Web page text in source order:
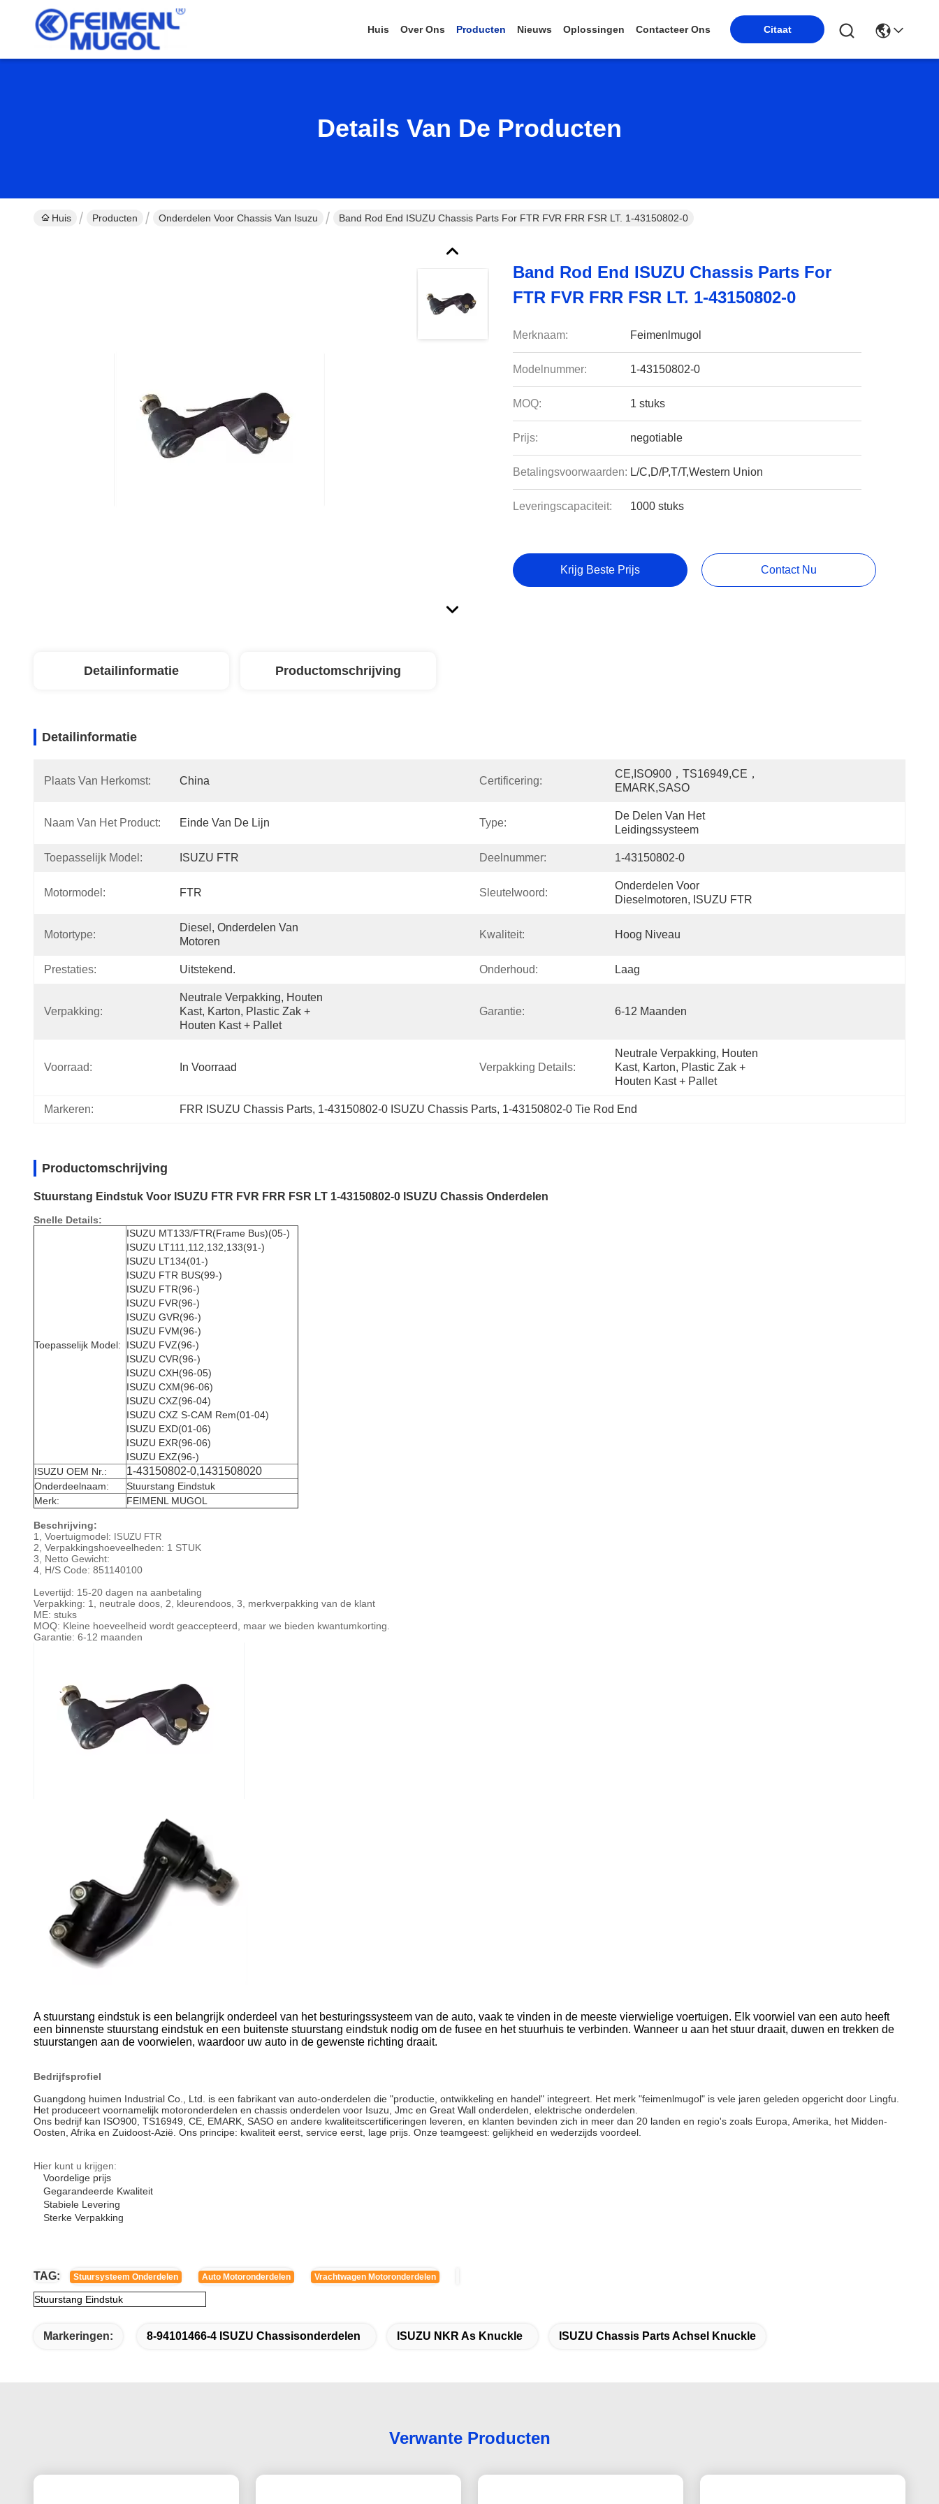
Huis Over Ons Producten Nieuws Oplossingen Contacteer Ons Citaat
Details Van De Producten
Huis Producten Onderdelen Voor Chassis Van Isuzu Band Rod End ISUZU Chassis Parts For FTR FVR FRR FSR LT. 1-43150802-0
Band Rod End ISUZU Chassis Parts For
FTR FVR FRR FSR LT. 1-43150802-0
Merknaam: Feimenlmugol
Modelnummer: 1-43150802-0
MOQ: 1 stuks
Prijs: negotiable
Betalingsvoorwaarden: L/C,D/P,T/T,Western Union
Leveringscapaciteit: 1000 stuks
Krijg Beste Prijs Contact Nu
Detailinformatie Productomschrijving
Detailinformatie
Plaats Van Herkomst: China Certificering:
CE,ISO900，TS16949,CE，
EMARK,SASO
Naam Van Het Product: Einde Van De Lijn Type:
De Delen Van Het
Leidingssysteem
Toepasselijk Model: ISUZU FTR Deelnummer: 1-43150802-0
Motormodel: FTR Sleutelwoord:
Onderdelen Voor
Dieselmotoren, ISUZU FTR
Motortype:
Diesel, Onderdelen Van
Motoren
Kwaliteit: Hoog Niveau
Prestaties: Uitstekend. Onderhoud: Laag
Verpakking:
Neutrale Verpakking, Houten
Kast, Karton, Plastic Zak +
Houten Kast + Pallet
Garantie: 6-12 Maanden
Voorraad: In Voorraad Verpakking Details:
Neutrale Verpakking, Houten
Kast, Karton, Plastic Zak +
Houten Kast + Pallet
Markeren: FRR ISUZU Chassis Parts, 1-43150802-0 ISUZU Chassis Parts, 1-43150802-0 Tie Rod End
Productomschrijving
Stuurstang Eindstuk Voor ISUZU FTR FVR FRR FSR LT 1-43150802-0 ISUZU Chassis Onderdelen
Snelle Details:
Toepasselijk Model:
ISUZU MT133/FTR(Frame Bus)(05-)
ISUZU LT111,112,132,133(91-)
ISUZU LT134(01-)
ISUZU FTR BUS(99-)
ISUZU FTR(96-)
ISUZU FVR(96-)
ISUZU GVR(96-)
ISUZU FVM(96-)
ISUZU FVZ(96-)
ISUZU CVR(96-)
ISUZU CXH(96-05)
ISUZU CXM(96-06)
ISUZU CXZ(96-04)
ISUZU CXZ S-CAM Rem(01-04)
ISUZU EXD(01-06)
ISUZU EXR(96-06)
ISUZU EXZ(96-)
ISUZU OEM Nr.:
1-43150802-0,1431508020
Onderdeelnaam:
Stuurstang Eindstuk
Merk:
FEIMENL MUGOL
Beschrijving:
1, Voertuigmodel: ISUZU FTR
2, Verpakkingshoeveelheden: 1 STUK
3, Netto Gewicht:
4, H/S Code: 851140100
Levertijd: 15-20 dagen na aanbetaling
Verpakking: 1, neutrale doos, 2, kleurendoos, 3, merkverpakking van de klant
ME: stuks
MOQ: Kleine hoeveelheid wordt geaccepteerd, maar we bieden kwantumkorting.
Garantie: 6-12 maanden
Astuurstang eindstuk is een belangrijk onderdeel van het besturingssysteem van de auto, vaak te vinden in de meeste vierwielige voertuigen. Elk voorwiel van een auto heeft
een binnenste stuurstang eindstuk en een buitenste stuurstang eindstuk nodig om de fusee en het stuurhuis te verbinden. Wanneer u aan het stuur draait, duwen en trekken de
stuurstangen aan de voorwielen, waardoor uw auto in de gewenste richting draait.
Bedrijfsprofiel
Guangdong huimen Industrial Co., Ltd. is een fabrikant van auto-onderdelen die "productie, ontwikkeling en handel" integreert. Het merk "feimenlmugol" is vele jaren geleden opgericht door Lingfu.
Het produceert voornamelijk motoronderdelen en chassis onderdelen voor Isuzu, Jmc en Great Wall onderdelen, elektrische onderdelen.
Ons bedrijf kan ISO900, TS16949, CE, EMARK, SASO en andere kwaliteitscertificeringen leveren, en klanten bevinden zich in meer dan 20 landen en regio's zoals Europa, Amerika, het Midden-
Oosten, Afrika en Zuidoost-Azië. Ons principe: kwaliteit eerst, service eerst, lage prijs. Onze teamgeest: gelijkheid en wederzijds voordeel.
Hier kunt u krijgen:
Voordelige prijs
Gegarandeerde Kwaliteit
Stabiele Levering
Sterke Verpakking
TAG: Stuursysteem Onderdelen Auto Motoronderdelen Vrachtwagen Motoronderdelen
Stuurstang Eindstuk
Markeringen: 8-94101466-4 ISUZU Chassisonderdelen ISUZU NKR As Knuckle ISUZU Chassis Parts Achsel Knuckle
Verwante Producten